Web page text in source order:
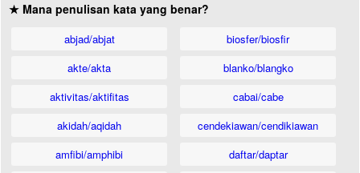
★ Mana penulisan kata yang benar?
abjad/abjat
akte/akta
aktivitas/aktifitas
akidah/aqidah
amfibi/amphibi
biosfer/biosfir
blanko/blangko
cabai/cabe
cendekiawan/cendikiawan
daftar/daptar